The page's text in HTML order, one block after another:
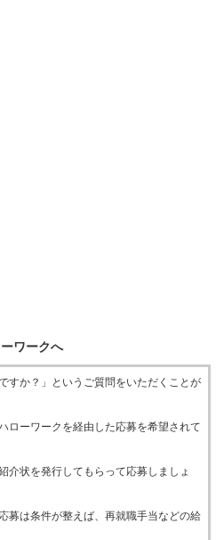
ワークへ
すか？」というご質問をいただくことが
ローワークを経由した応募を希望されて
介状を発行してもらって応募しましょ
募は条件が整えば、再就職手当などの給